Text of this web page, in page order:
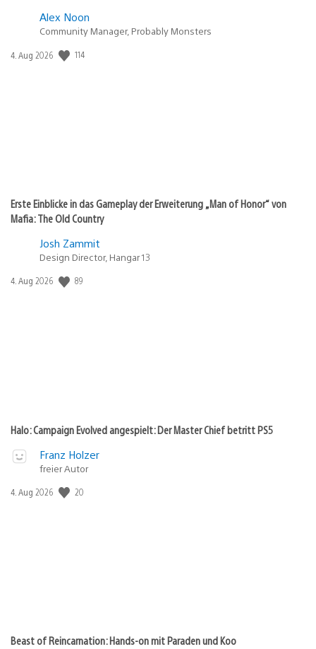
Alex Noon
Community Manager, Probably Monsters
Veröffentlichungsdatum:
4. Aug 2026 114
Erste Einblicke in das Gameplay der Erweiterung „Man of Honor“ von
Mafia: The Old Country
Josh Zammit
Design Director, Hangar 13
Veröffentlichungsdatum:
4. Aug 2026 89
Halo: Campaign Evolved angespielt: Der Master Chief betritt PS5
Franz Holzer
freier Autor
Veröffentlichungsdatum:
4. Aug 2026 20
Beast of Reincarnation: Hands-on mit Paraden und Koo